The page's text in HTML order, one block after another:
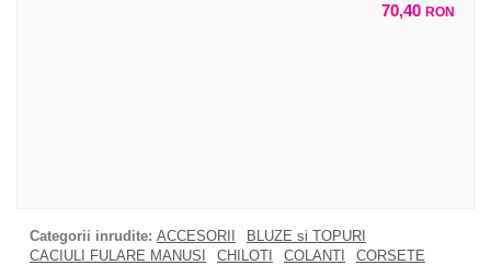
70,40 RON
Categorii inrudite: ACCESORII
BLUZE si TOPURI
CACIULI FULARE MANUSI
CHILOTI COLANTI
CORSETE